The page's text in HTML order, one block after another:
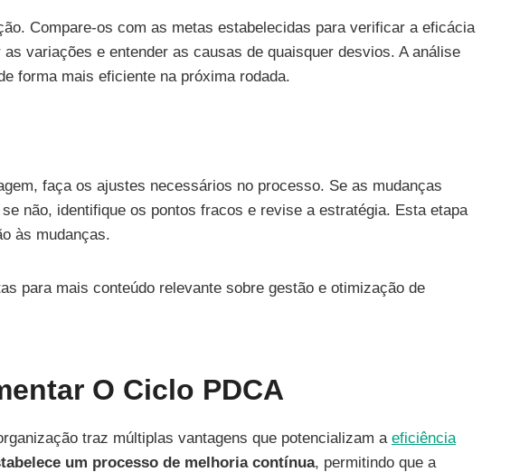
Compare-os com as metas estabelecidas para verificar a eficácia
variações e entender as causas de quaisquer desvios. A análise
forma mais eficiente na próxima rodada.
faça os ajustes necessários no processo. Se as mudanças
não, identifique os pontos fracos e revise a estratégia. Esta etapa
às mudanças.
para mais conteúdo relevante sobre gestão e otimização de
O Ciclo PDCA
traz múltiplas vantagens que potencializam a eficiência
um processo de melhoria contínua, permitindo que a